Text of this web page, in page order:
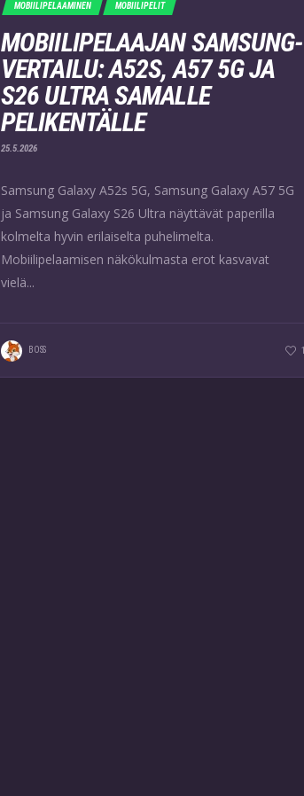
MOBIILIPELAAMINEN MOBIILIPELIT
MOBIILIPELAAJAN SAMSUNG-
VERTAILU: A52S, A57 5G JA
S26 ULTRA SAMALLE
PELIKENTÄLLE
25.5.2026
Samsung Galaxy A52s 5G, Samsung Galaxy A57 5G
ja Samsung Galaxy S26 Ultra näyttävät paperilla
kolmelta hyvin erilaiselta puhelimelta.
Mobiilipelaamisen näkökulmasta erot kasvavat
vielä...
BOSS 1